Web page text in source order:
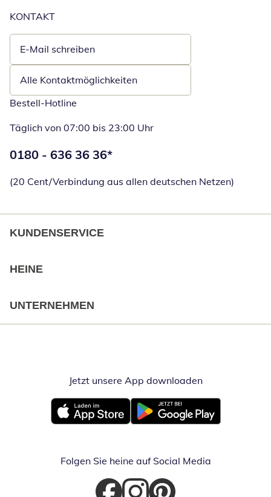
KONTAKT
E-Mail schreiben
Öffnet E-Mail-Client
Alle Kontaktmöglichkeiten
Bestell-Hotline
Täglich von 07:00 bis 23:00 Uhr
Telefonnummer:
0180 - 636 36 36*
(20 Cent/Verbindung aus allen deutschen Netzen)
KUNDENSERVICE
HEINE
UNTERNEHMEN
Jetzt unsere App downloadenÖffnet in
Öffnet in neuem FensterÖffnet in neuem Fenster
Folgen Sie heine auf Social Media